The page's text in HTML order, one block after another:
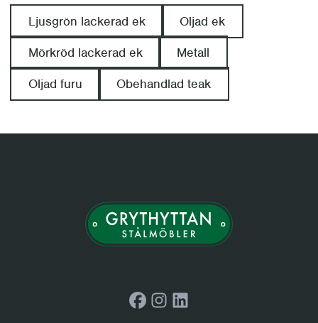
Ljusgrön lackerad ek
Oljad ek
Mörkröd lackerad ek
Metall
Oljad furu
Obehandlad teak
FacebookInstagramLinkedIn